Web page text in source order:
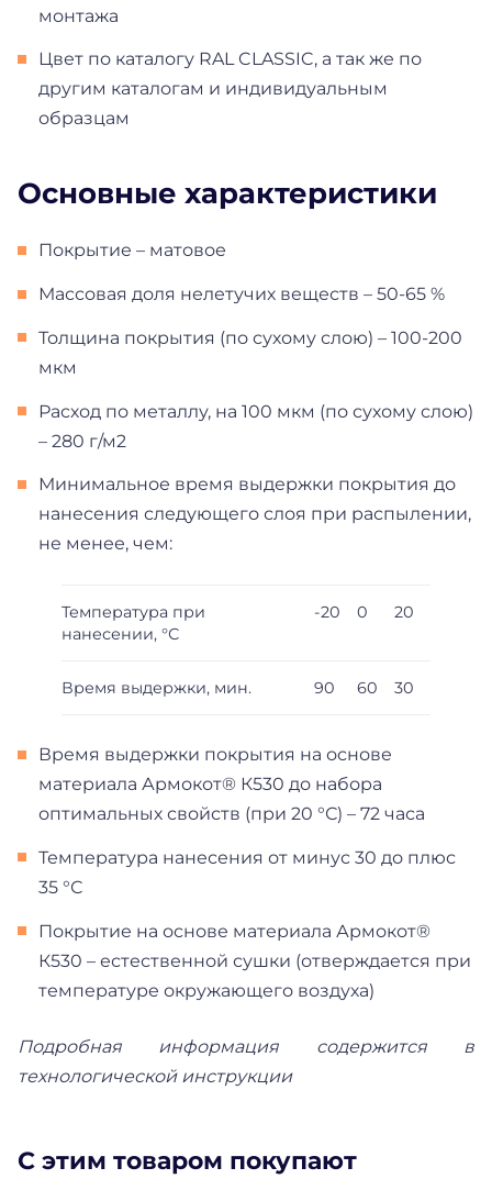
монтажа
Цвет по каталогу RAL CLASSIC, а так же по
другим каталогам и индивидуальным
образцам
Основные характеристики
Покрытие – матовое
Массовая доля нелетучих веществ – 50-65 %
Толщина покрытия (по сухому слою) – 100-200
мкм
Расход по металлу, на 100 мкм (по сухому слою)
– 280 г/м2
Минимальное время выдержки покрытия до
нанесения следующего слоя при распылении,
не менее, чем:
Температура при
нанесении, °С
-20 0 20
Время выдержки, мин. 90 60 30
Время выдержки покрытия на основе
материала Армокот® К530 до набора
оптимальных свойств (при 20 °С) – 72 часа
Температура нанесения от минус 30 до плюс
35 °С
Покрытие на основе материала Армокот®
К530 – естественной сушки (отверждается при
температуре окружающего воздуха)
Подробная информация содержится в
технологической инструкции
С этим товаром покупают